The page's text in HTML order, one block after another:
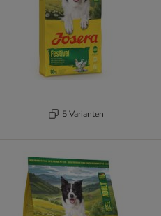
5 Varianten